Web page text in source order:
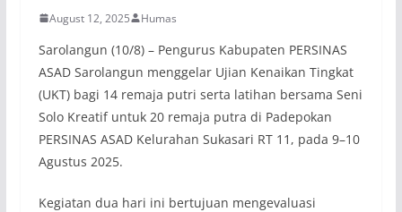
August 12, 2025 Humas
Sarolangun (10/8) – Pengurus Kabupaten PERSINAS
ASAD Sarolangun menggelar Ujian Kenaikan Tingkat
(UKT) bagi 14 remaja putri serta latihan bersama Seni
Solo Kreatif untuk 20 remaja putra di Padepokan
PERSINAS ASAD Kelurahan Sukasari RT 11, pada 9–10
Agustus 2025.
Kegiatan dua hari ini bertujuan mengevaluasi